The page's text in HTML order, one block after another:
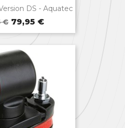
DS - Aquatec
€ Prix
79,95 €
rapide